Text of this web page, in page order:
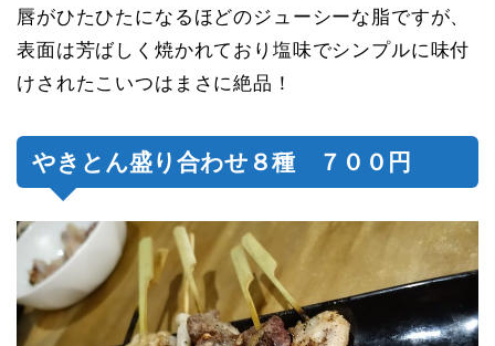
唇がひたひたになるほどのジューシーな脂ですが、
表面は芳ばしく焼かれており塩味でシンプルに味付
けされたこいつはまさに絶品！
やきとん盛り合わせ８種 ７００円